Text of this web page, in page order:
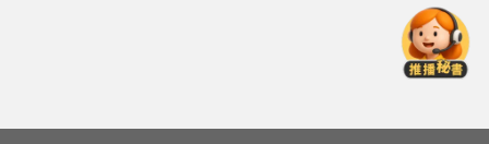
還很黑